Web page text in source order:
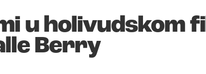
u holivudskom
Berry